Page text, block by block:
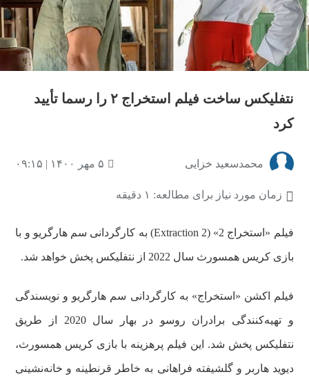
نتفلیکس ساخت فیلم استخراج ۲ را رسما تأیید
کرد
محمدسعید خزایی ۵ مهر ۱۴۰۰ | ۰۹:۱۵
زمان مورد نیاز برای مطالعه: ۱ دقیقه
فیلم «استخراج 2» (Extraction 2) به کارگردانی سم هارگریو و با
بازی کریس همسورث سال 2022 از نتفلیکس پخش خواهد شد.
فیلم اکشن «استخراج» به کارگردانی سم هارگریو و نویسندگی
و تهیه‌کنندگی برادران روسو در بهار سال 2020 از طریق
نتفلیکس پخش شد. این فیلم پرهزینه با بازی کریس همسورث،
دیوید هاربر و گلشیفته فراهانی به خاطر قرنطینه و خانه‌نشینی